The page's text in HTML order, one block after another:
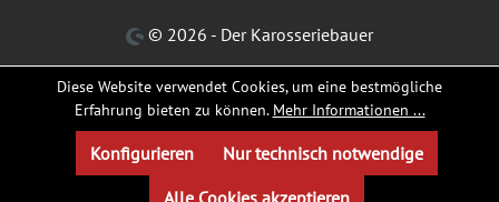
© 2026 - Der Karosseriebauer
Diese Website verwendet Cookies, um eine bestmögliche
Erfahrung bieten zu können. Mehr Informationen ...
Nur technisch notwendige
Konfigurieren
Alle Cookies akzeptieren